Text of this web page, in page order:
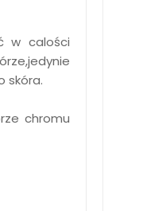
w calości
skóra.
chromu